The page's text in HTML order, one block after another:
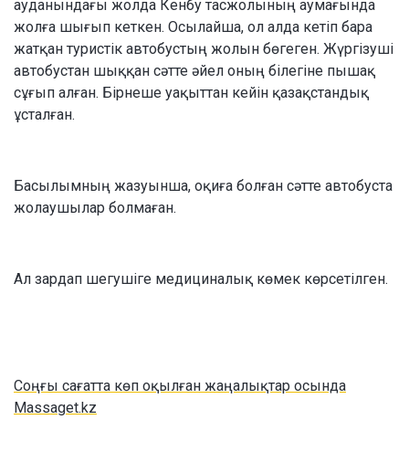
ауданындағы жолда Кенбу тасжолының аумағында
жолға шығып кеткен. Осылайша, ол алда кетіп бара
жатқан туристік автобустың жолын бөгеген. Жүргізуші
автобустан шыққан сәтте әйел оның білегіне пышақ
сұғып алған. Бірнеше уақыттан кейін қазақстандық
ұсталған.
Басылымның жазуынша, оқиға болған сәтте автобуста
жолаушылар болмаған.
Ал зардап шегушіге медициналық көмек көрсетілген.
Соңғы сағатта көп оқылған жаңалықтар осында
Massaget.kz